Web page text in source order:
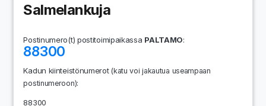
Salmelankuja
Postinumero(t) postitoimipaikassa PALTAMO:
88300
Kadun kiinteistönumerot(katu voi jakautua useampaan
postinumeroon):
88300